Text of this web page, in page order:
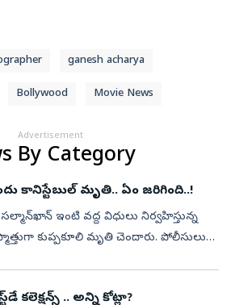
ganesh acharya
Bollywood Movie News
Advertisement
By Category
ఇంటి ముందు కానిస్టేబుల్‌ మృతి.. ఏం జరిగింది..!
ఇంటి వద్ద విధులు నిర్వహిస్తున్న
కుప్పకూలి మృతి చెందారు. పోలీసులు
కలెక్షన్స్‌ .. అన్ని కోట్లా?